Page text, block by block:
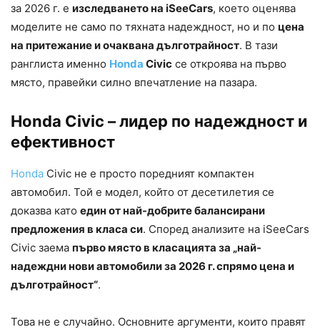
за 2026 г. е изследването на iSeeCars, което оценява
моделите не само по тяхната надеждност, но и по цена
на притежание и очаквана дълготрайност. В тази
ранглиста именно Honda Civic се откроява на първо
място, правейки силно впечатление на пазара.
Honda Civic – лидер по надеждност и
ефективност
Honda Civic не е просто поредният компактен
автомобил. Той е модел, който от десетилетия се
доказва като един от най-добрите балансирани
предложения в класа си. Според анализите на iSeeCars
Civic заема първо място в класацията за „най-
надеждни нови автомобили за 2026 г. спрямо цена и
дълготрайност“.
Това не е случайно. Основните аргументи, които правят